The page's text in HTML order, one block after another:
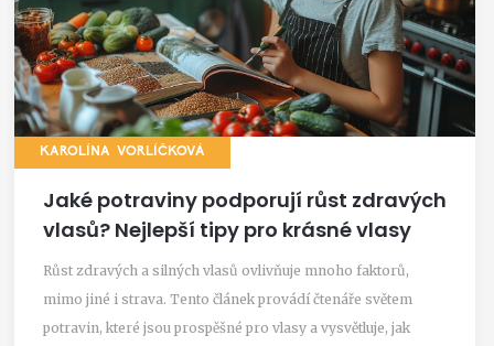
KAROLÍNA VORLÍČKOVÁ
Jaké potraviny podporují růst zdravých
vlasů? Nejlepší tipy pro krásné vlasy
Růst zdravých a silných vlasů ovlivňuje mnoho faktorů,
mimo jiné i strava. Tento článek provádí čtenáře světem
potravin, které jsou prospěšné pro vlasy a vysvětluje, jak